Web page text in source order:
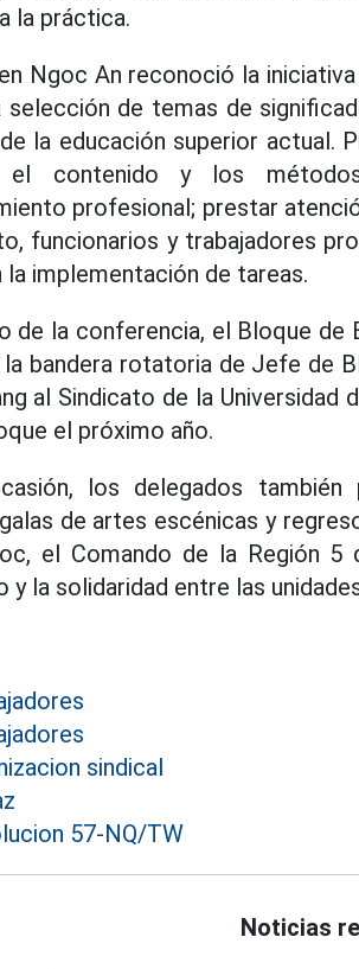
la práctica.
Ngoc An reconoció la
selección de temas de
la educación superior actual.
el contenido y los
profesional; prestar
funcionarios y trabajadores
implementación de tareas.
de la conferencia, el Bloque
bandera rotatoria de Jefe de
al Sindicato de la
el próximo año.
los delegados también
de artes escénicas y
el Comando de la Región
y la solidaridad entre las
sindical
57-NQ/TW
Noticias